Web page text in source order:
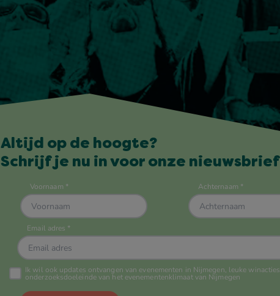
Altijd op de hoogte?
Schrijf je nu in voor onze